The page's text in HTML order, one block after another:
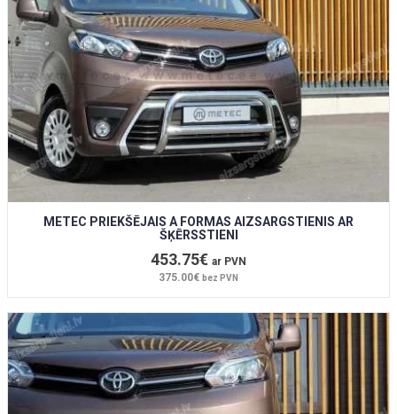
METEC PRIEKŠĒJAIS A FORMAS AIZSARGSTIENIS AR
ŠĶĒRSSTIENI
453.75€ ar PVN
375.00€ bez PVN